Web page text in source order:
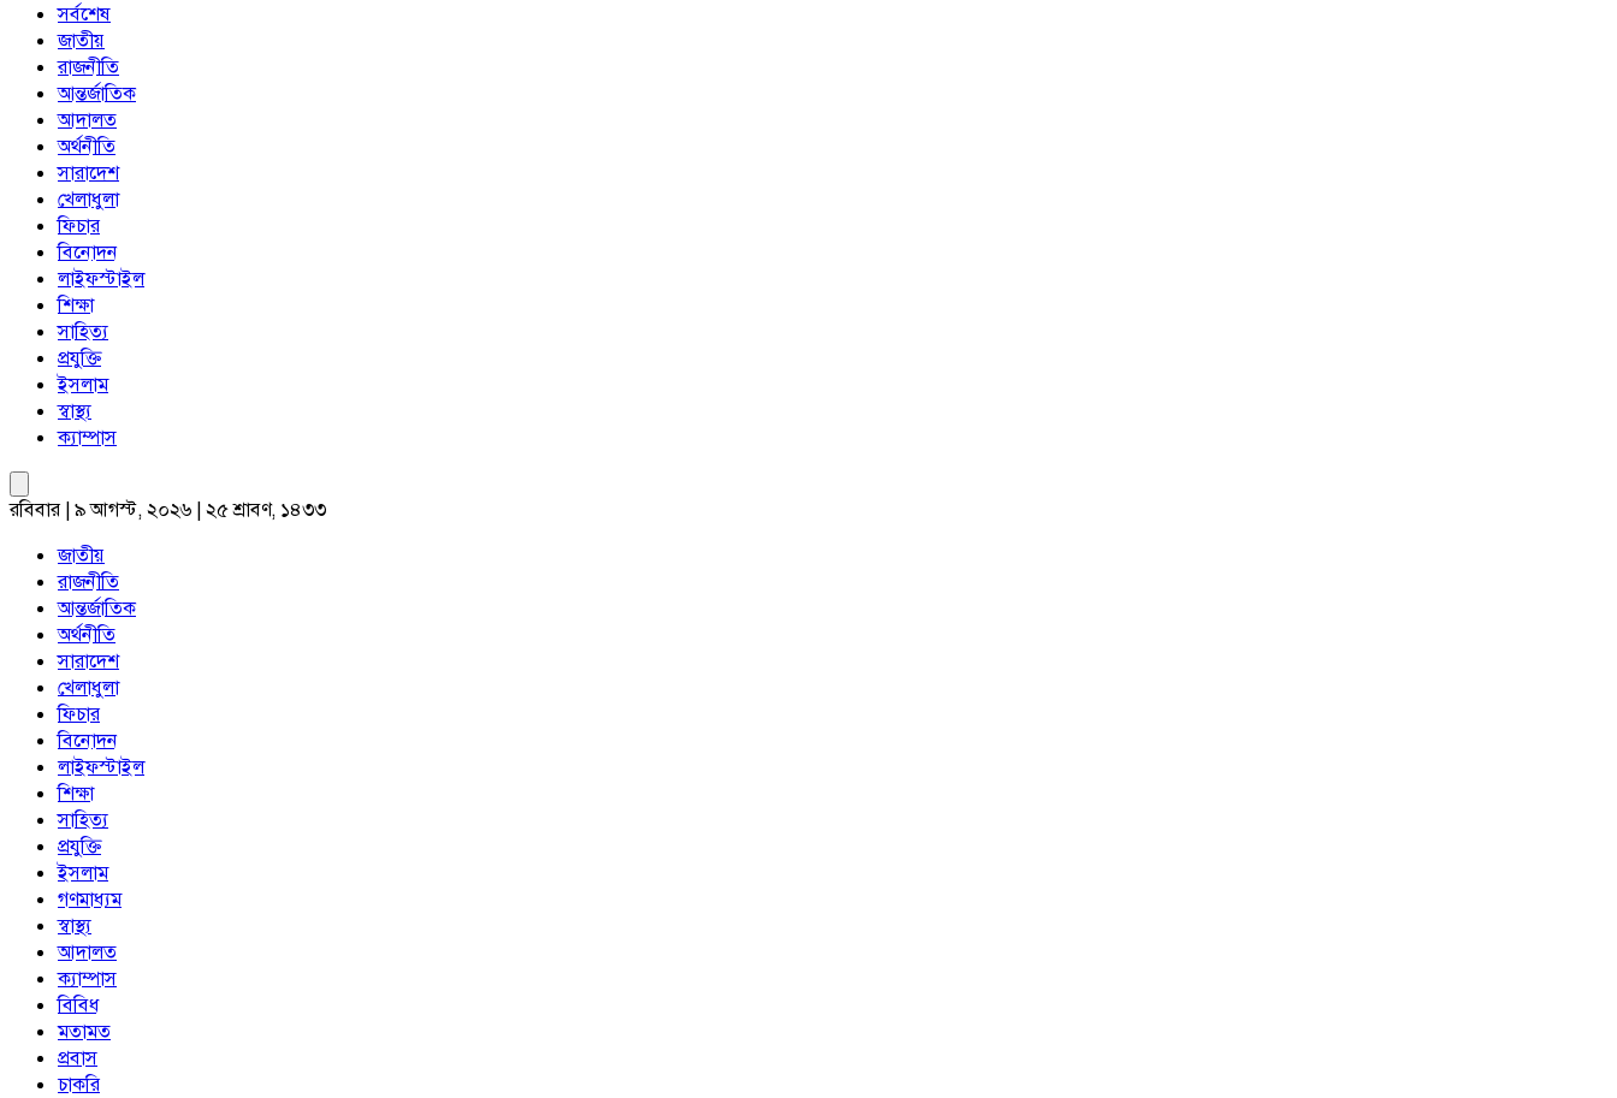
সর্বশেষ
জাতীয়
রাজনীতি
আন্তর্জাতিক
আদালত
অর্থনীতি
সারাদেশ
খেলাধুলা
ফিচার
বিনোদন
লাইফস্টাইল
শিক্ষা
সাহিত্য
প্রযুক্তি
ইসলাম
স্বাস্থ্য
ক্যাম্পাস
রবিবার | ৯ আগস্ট, ২০২৬ | ২৫ শ্রাবণ, ১৪৩৩
জাতীয়
রাজনীতি
আন্তর্জাতিক
অর্থনীতি
সারাদেশ
খেলাধুলা
ফিচার
বিনোদন
লাইফস্টাইল
শিক্ষা
সাহিত্য
প্রযুক্তি
ইসলাম
গণমাধ্যম
স্বাস্থ্য
আদালত
ক্যাম্পাস
বিবিধ
মতামত
প্রবাস
চাকরি